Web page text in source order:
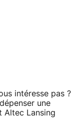
intéresse pas ?
une
Altec Lansing